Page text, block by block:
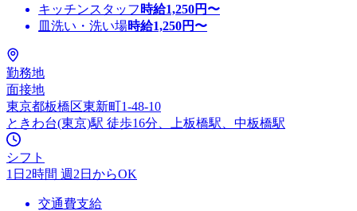
キッチンスタッフ 時給1,250円〜
皿洗い・洗い場時給1,250円〜
勤務地
面接地
東京都板橋区東新町1-48-10
ときわ台(東京)駅 徒歩16分、上板橋駅、中板橋駅
シフト
1日2時間 週2日からOK
交通費支給